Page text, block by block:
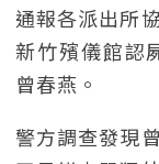
通報各派出所
新竹殯儀館認
曾春燕。
警方調查發現